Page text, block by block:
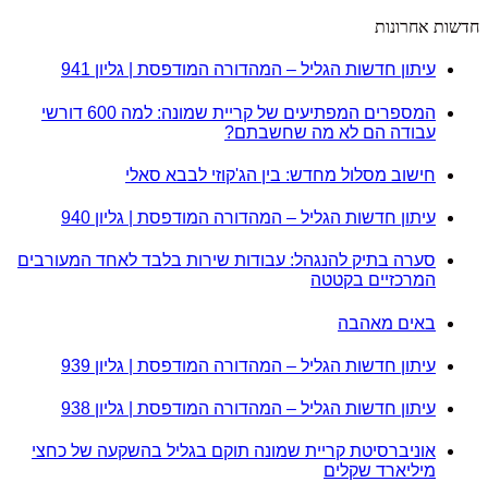
חדשות אחרונות
עיתון חדשות הגליל – המהדורה המודפסת | גליון 941
המספרים המפתיעים של קריית שמונה: למה 600 דורשי
עבודה הם לא מה שחשבתם?
חישוב מסלול מחדש: בין הג'קוזי לבבא סאלי
עיתון חדשות הגליל – המהדורה המודפסת | גליון 940
סערה בתיק להנגהל: עבודות שירות בלבד לאחד המעורבים
המרכזיים בקטטה
באים מאהבה
עיתון חדשות הגליל – המהדורה המודפסת | גליון 939
עיתון חדשות הגליל – המהדורה המודפסת | גליון 938
אוניברסיטת קריית שמונה תוקם בגליל בהשקעה של כחצי
מיליארד שקלים